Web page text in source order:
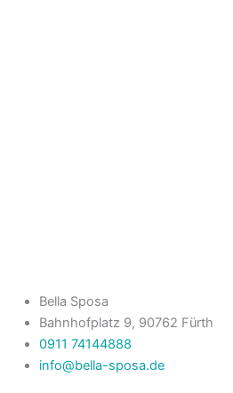
Bella Sposa
Bahnhofplatz 9, 90762 Fürth
0911 74144888
info@bella-sposa.de